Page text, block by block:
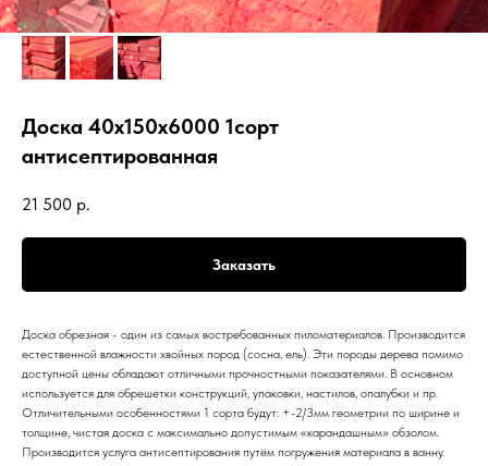
Доска 40х150х6000 1сорт
антисептированная
21 500 р.
Заказать
Доска обрезная - один из самых востребованных пиломатериалов. Производится
естественной влажности хвойных пород (сосна, ель). Эти породы дерева помимо
доступной цены обладают отличными прочностными показателями. В основном
используется для обрешетки конструкций, упаковки, настилов, опалубки и пр.
Отличительными особенностями 1 сорта будут: +-2/3мм геометрии по ширине и
толщине, чистая доска с максимально допустимым «карандашным» обзолом.
Производится услуга антисептирования путём погружения материала в ванну.